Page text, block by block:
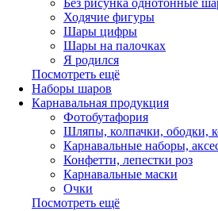
Ходячие фигуры
Шары цифры
Шары на палочках
Я родился
Посмотреть ещё
Наборы шаров
Карнавальная продукция
Фотобутафория
Шляпы, колпачки, ободки,
Карнавальные наборы,
Конфетти, лепестки роз
Карнавальные маски
Очки
Посмотреть ещё